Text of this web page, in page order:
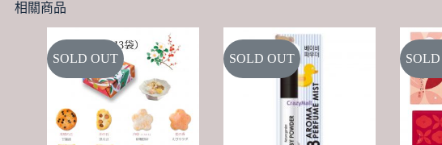
相關商品
SOLD OUT SOLD OUT